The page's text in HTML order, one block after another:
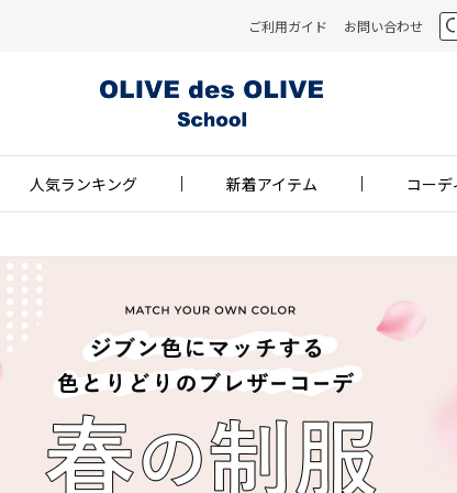
ご利用ガイド お問い合わせ
人気ランキング 新着アイテム コーデ